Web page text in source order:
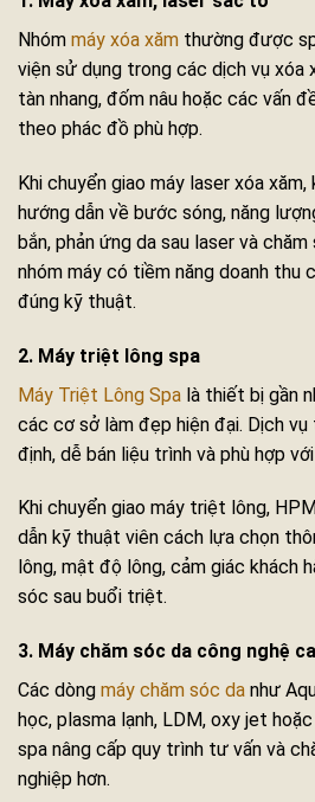
Nhóm máy xóa xăm thường được
viện sử dụng trong các dịch vụ xóa
tàn nhang, đốm nâu hoặc các vấn
theo phác đồ phù hợp.
Khi chuyển giao máy laser xóa
hướng dẫn về bước sóng, năng
bắn, phản ứng da sau laser và
nhóm máy có tiềm năng doanh thu
đúng kỹ thuật.
2. Máy triệt lông spa
Máy Triệt Lông Spa là thiết bị gần
các cơ sở làm đẹp hiện đại. Dịch
định, dễ bán liệu trình và phù hợp
Khi chuyển giao máy triệt lông,
dẫn kỹ thuật viên cách lựa chọn
lông, mật độ lông, cảm giác khách
sóc sau buổi triệt.
3. Máy chăm sóc da công nghệ
Các dòng máy chăm sóc da như
học, plasma lạnh, LDM, oxy jet
spa nâng cấp quy trình tư vấn và
nghiệp hơn.